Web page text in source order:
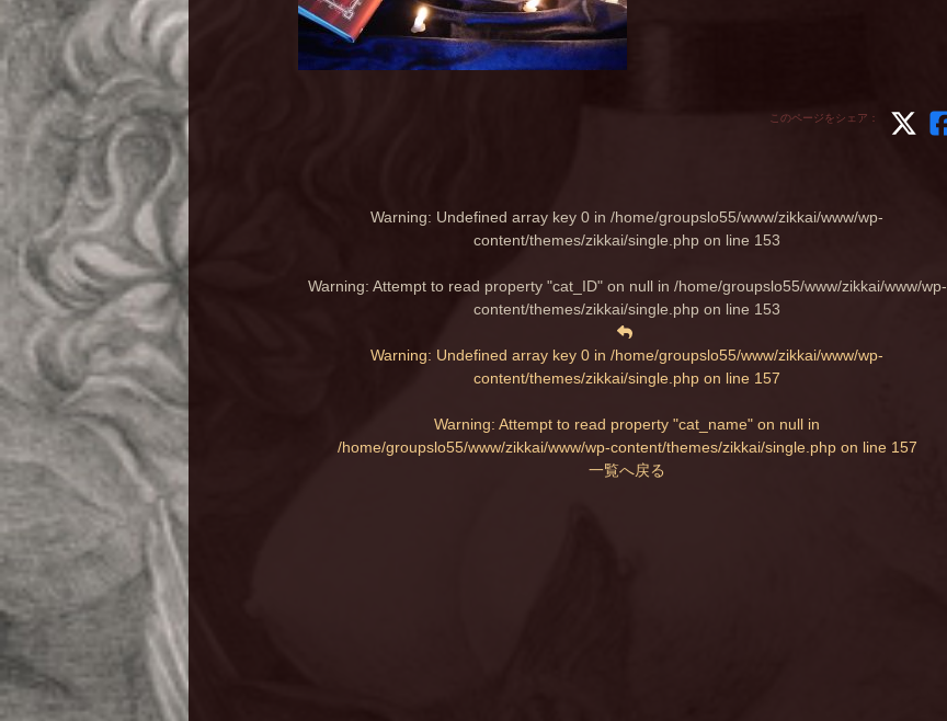
このページをシェア：
Warning: Undefined array key 0 in /home/groupslo55/www/zikkai/www/wp-
content/themes/zikkai/single.php on line 153
Warning: Attempt to read property "cat_ID" on null in /home/groupslo55/www/zikkai/www/wp-
content/themes/zikkai/single.php on line 153
Warning: Undefined array key 0 in /home/groupslo55/www/zikkai/www/wp-
content/themes/zikkai/single.php on line 157
Warning: Attempt to read property "cat_name" on null in
/home/groupslo55/www/zikkai/www/wp-content/themes/zikkai/single.phpon line 157
一覧へ戻る